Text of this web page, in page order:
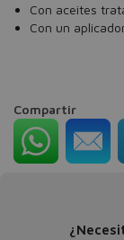
Con aceites
Con un
Compartir